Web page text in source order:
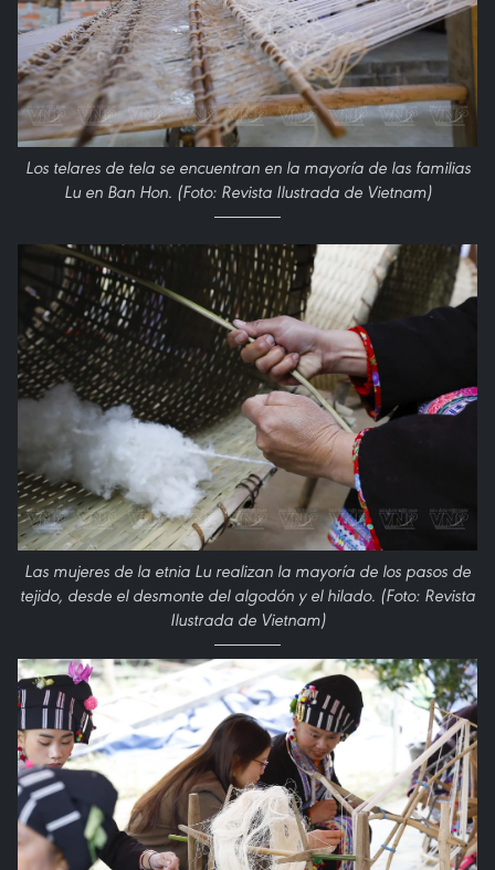
Los telares de tela se encuentran en la mayoría de las familias
Lu en Ban Hon. (Foto: Revista Ilustrada de Vietnam)
Las mujeres de la etnia Lu realizan la mayoría de los pasos de
tejido, desde el desmonte del algodón y el hilado. (Foto: Revista
Ilustrada de Vietnam)